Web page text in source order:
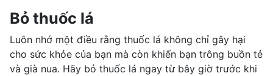
Bỏ thuốc lá
Luôn nhớ một điều rằng thuốc lá không chỉ gây hại
cho sức khỏe của bạn mà còn khiến bạn trông buồn tẻ
và già nua. Hãy bỏ thuốc lá ngay từ bây giờ trước khi